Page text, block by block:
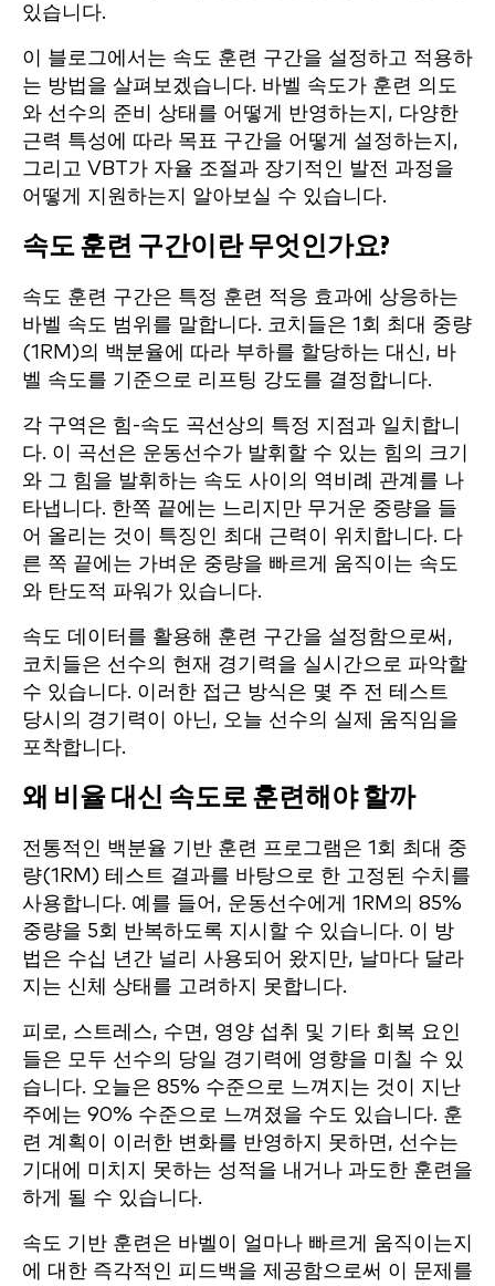
있습니다.
이 블로그에서는 속도 훈련 구간을 설정하고 적용하
는 방법을 살펴보겠습니다. 바벨 속도가 훈련 의도
와 선수의 준비 상태를 어떻게 반영하는지, 다양한
근력 특성에 따라 목표 구간을 어떻게 설정하는지,
그리고 VBT가 자율 조절과 장기적인 발전 과정을
어떻게 지원하는지 알아보실 수 있습니다.
속도 훈련 구간이란 무엇인가요?
속도 훈련 구간은 특정 훈련 적응 효과에 상응하는
바벨 속도 범위를 말합니다. 코치들은 1회 최대 중량
(1RM)의 백분율에 따라 부하를 할당하는 대신, 바
벨 속도를 기준으로 리프팅 강도를 결정합니다.
각 구역은 힘-속도 곡선상의 특정 지점과 일치합니
다. 이 곡선은 운동선수가 발휘할 수 있는 힘의 크기
와 그 힘을 발휘하는 속도 사이의 역비례 관계를 나
타냅니다. 한쪽 끝에는 느리지만 무거운 중량을 들
어 올리는 것이 특징인 최대 근력이 위치합니다. 다
른 쪽 끝에는 가벼운 중량을 빠르게 움직이는 속도
와 탄도적 파워가 있습니다.
속도 데이터를 활용해 훈련 구간을 설정함으로써,
코치들은 선수의 현재 경기력을 실시간으로 파악할
수 있습니다. 이러한 접근 방식은 몇 주 전 테스트
당시의 경기력이 아닌, 오늘 선수의 실제 움직임을
포착합니다.
왜 비율 대신 속도로 훈련해야 할까
전통적인 백분율 기반 훈련 프로그램은 1회 최대 중
량(1RM) 테스트 결과를 바탕으로 한 고정된 수치를
사용합니다. 예를 들어, 운동선수에게 1RM의 85%
중량을 5회 반복하도록 지시할 수 있습니다. 이 방
법은 수십 년간 널리 사용되어 왔지만, 날마다 달라
지는 신체 상태를 고려하지 못합니다.
피로, 스트레스, 수면, 영양 섭취 및 기타 회복 요인
들은 모두 선수의 당일 경기력에 영향을 미칠 수 있
습니다. 오늘은 85% 수준으로 느껴지는 것이 지난
주에는 90% 수준으로 느껴졌을 수도 있습니다. 훈
련 계획이 이러한 변화를 반영하지 못하면, 선수는
기대에 미치지 못하는 성적을 내거나 과도한 훈련을
하게 될 수 있습니다.
속도 기반 훈련은 바벨이 얼마나 빠르게 움직이는지
에 대한 즉각적인 피드백을 제공함으로써 이 문제를